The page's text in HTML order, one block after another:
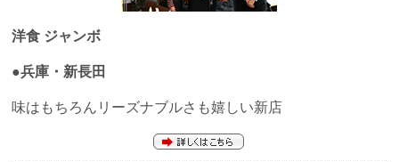
洋食 ジャンボ
●兵庫・新長田
味はもちろんリーズナブルさも嬉しい新店